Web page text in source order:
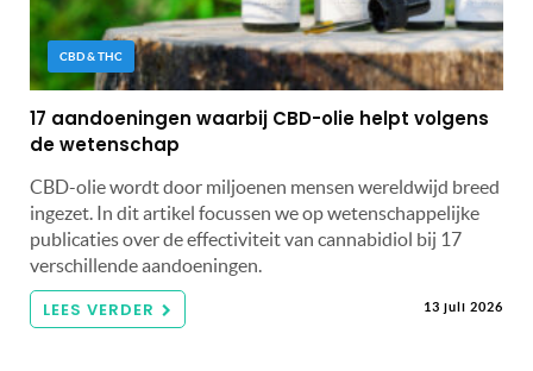
CBD & THC
17 aandoeningen waarbij CBD-olie helpt volgens
de wetenschap
CBD-olie wordt door miljoenen mensen wereldwijd breed
ingezet. In dit artikel focussen we op wetenschappelijke
publicaties over de effectiviteit van cannabidiol bij 17
verschillende aandoeningen.
LEES VERDER 13 juli 2026